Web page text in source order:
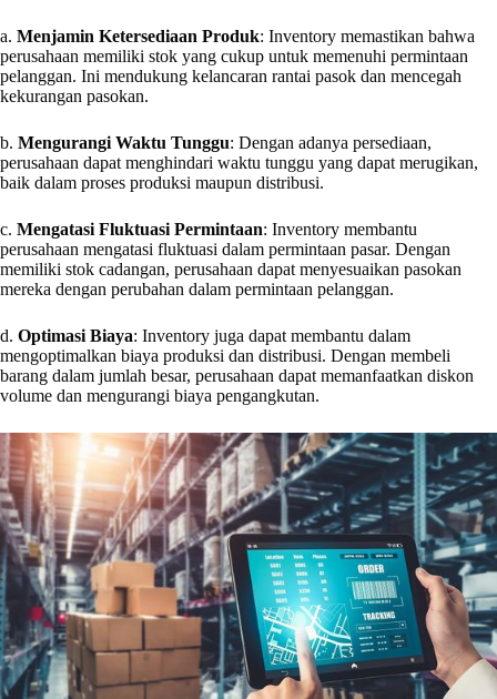
a. Menjamin Ketersediaan Produk: Inventory memastikan bahwa
perusahaan memiliki stok yang cukup untuk memenuhi permintaan
pelanggan. Ini mendukung kelancaran rantai pasok dan mencegah
kekurangan pasokan.
b. Mengurangi Waktu Tunggu: Dengan adanya persediaan,
perusahaan dapat menghindari waktu tunggu yang dapat merugikan,
baik dalam proses produksi maupun distribusi.
c. Mengatasi Fluktuasi Permintaan: Inventory membantu
perusahaan mengatasi fluktuasi dalam permintaan pasar. Dengan
memiliki stok cadangan, perusahaan dapat menyesuaikan pasokan
mereka dengan perubahan dalam permintaan pelanggan.
d. Optimasi Biaya: Inventory juga dapat membantu dalam
mengoptimalkan biaya produksi dan distribusi. Dengan membeli
barang dalam jumlah besar, perusahaan dapat memanfaatkan diskon
volume dan mengurangi biaya pengangkutan.